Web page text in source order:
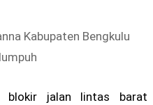
Kabupaten Bengkulu
jalan lintas barat